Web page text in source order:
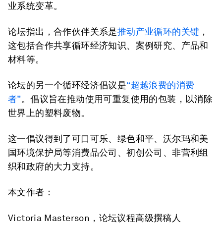
业系统变革。
论坛指出，合作伙伴关系是推动产业循环的关键 ，
这包括合作共享循环经济知识、案例研究、产品和
材料等。
论坛的另一个循环经济倡议是“超越浪费的消费
者”。倡议旨在推动使用可重复使用的包装，以消除
世界上的塑料废物。
这一倡议得到了可口可乐、绿色和平、沃尔玛和美
国环境保护局等消费品公司、初创公司、非营利组
织和政府的大力支持。
本文作者：
Victoria Masterson，论坛议程高级撰稿人